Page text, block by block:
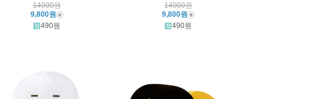
14000원
9,800원
490원
14000원
9,800원
490원